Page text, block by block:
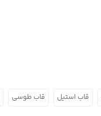
قاب استیل قاب طوسی